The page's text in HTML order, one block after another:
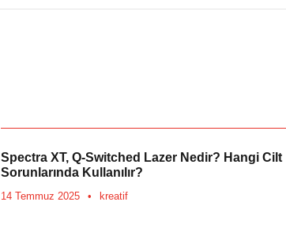
Spectra XT, Q-Switched Lazer Nedir? Hangi Cilt
Sorunlarında Kullanılır?
14 Temmuz 2025 • kreatif